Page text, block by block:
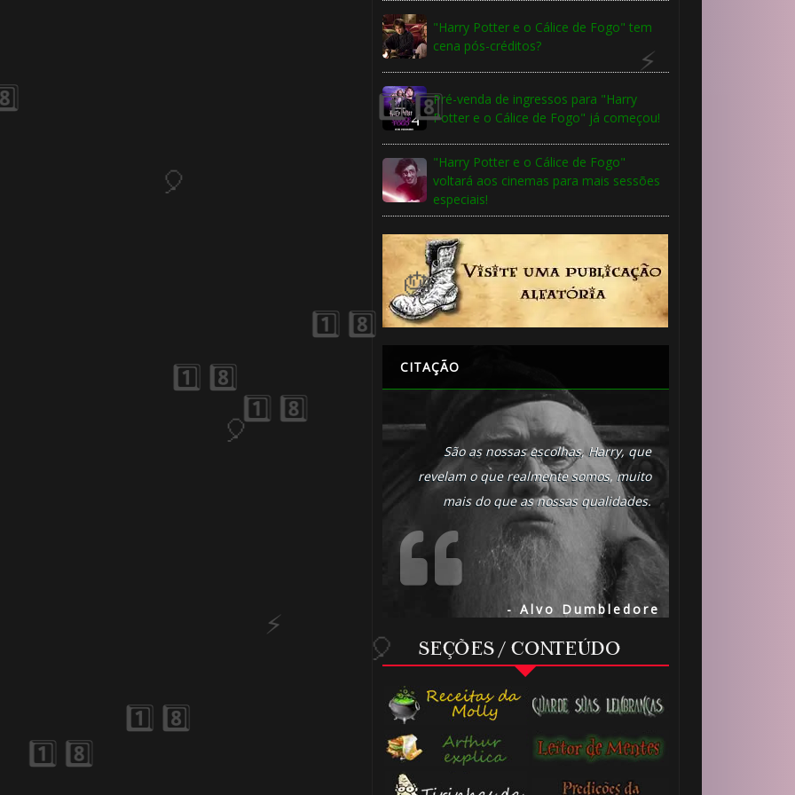
"Harry Potter e o Cálice de Fogo" tem
cena pós-créditos?
Pré-venda de ingressos para "Harry
Potter e o Cálice de Fogo" já começou!
"Harry Potter e o Cálice de Fogo"
voltará aos cinemas para mais sessões
especiais!
CITAÇÃO
São as nossas escolhas, Harry, que
revelam o que realmente somos, muito
mais do que as nossas qualidades.
- Alvo Dumbledore
SEÇÕES / CONTEÚDO
🎈
⚡